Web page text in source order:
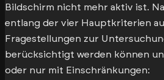
Bildschirm nicht mehr aktiv ist.
entlang der vier Hauptkriterien
Fragestellungen zur
berücksichtigt werden können
oder nur mit Einschränkungen: